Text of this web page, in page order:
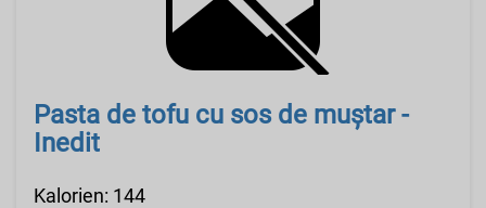
Pasta de tofu cu sos de muștar -
Inedit
Kalorien: 144